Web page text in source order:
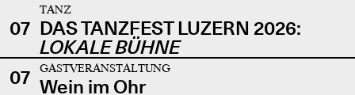
07
TANZ
DAS TANZFEST LUZERN 2026:
LOKALE BÜHNE
07
GASTVERANSTALTUNG
Wein im Ohr